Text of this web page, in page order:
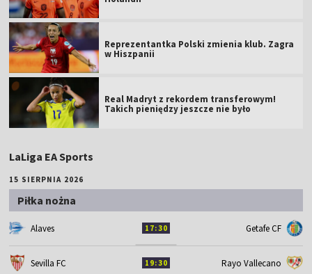
Reprezentantka Polski zmienia klub. Zagra
w Hiszpanii
Real Madryt z rekordem transferowym!
Takich pieniędzy jeszcze nie było
LaLiga EA Sports
15 SIERPNIA 2026
Piłka nożna
Alaves 17:30 Getafe CF
Sevilla FC 19:30 Rayo Vallecano